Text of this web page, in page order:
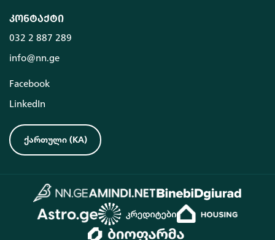
კონტაქტი
032 2 887 289
info@nn.ge
Facebook
LinkedIn
ქართული (KA)